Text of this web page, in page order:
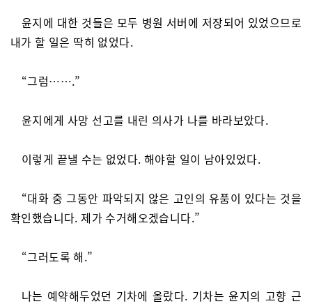
윤지에 대한 것들은 모두 병원 서버에 저장되어 있었으므로
내가 할 일은 딱히 없었다.
“그럼…….”
윤지에게 사망 선고를 내린 의사가 나를 바라보았다.
이렇게 끝낼 수는 없었다. 해야할 일이 남아있었다.
“대화 중 그동안 파악되지 않은 고인의 유품이 있다는 것을
확인했습니다. 제가 수거해오겠습니다.”
“그러도록 해.”
나는 예약해두었던 기차에 올랐다. 기차는 윤지의 고향 근